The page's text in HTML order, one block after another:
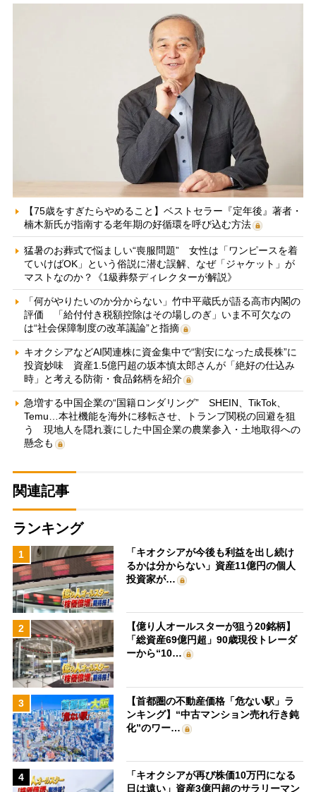
【75歳をすぎたらやめること】ベストセラー『定年後』著者・
楠木新氏が指南する老年期の好循環を呼び込む方法
猛暑のお葬式で悩ましい“喪服問題” 女性は「ワンピースを着
ていけばOK」という俗説に潜む誤解、なぜ「ジャケット」が
マストなのか？《1級葬祭ディレクターが解説》
「何がやりたいのか分からない」竹中平蔵氏が語る高市内閣の
評価 「給付付き税額控除はその場しのぎ」いま不可欠なの
は“社会保障制度の改革議論”と指摘
キオクシアなどAI関連株に資金集中で“割安になった成長株”に
投資妙味 資産1.5億円超の坂本慎太郎さんが「絶好の仕込み
時」と考える防衛・食品銘柄を紹介
急増する中国企業の“国籍ロンダリング” SHEIN、TikTok、
Temu…本社機能を海外に移転させ、トランプ関税の回避を狙
う 現地人を隠れ蓑にした中国企業の農業参入・土地取得への
懸念も
関連記事
ランキング
1
「キオクシアが今後も利益を出し続け
るかは分からない」資産11億円の個人
投資家が…
2
【億り人オールスターが狙う20銘柄】
「総資産69億円超」90歳現役トレーダ
ーから“10…
3
【首都圏の不動産価格「危ない駅」ラ
ンキング】“中古マンション売れ行き鈍
化”のワー…
4
「キオクシアが再び株価10万円になる
日は遠い」資産3億円超のサラリーマン